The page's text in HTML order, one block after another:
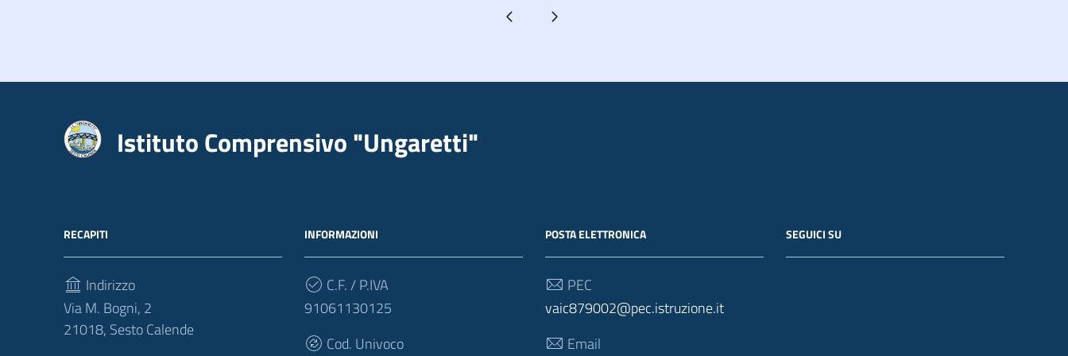
Pagina precedentePagina successiva
Istituto Comprensivo "Ungaretti"
RECAPITI
Indirizzo
Via M. Bogni, 2
21018, Sesto Calende
INFORMAZIONI
C.F. / P.IVA
91061130125
Cod. Univoco
POSTA ELETTRONICA
PEC
vaic879002@pec.istruzione.it
Email
SEGUICI SU